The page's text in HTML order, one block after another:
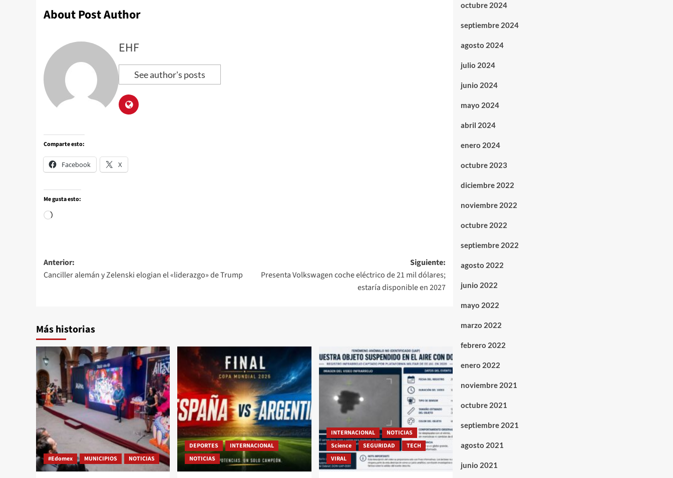
About Post Author
EHF
See author's posts
Comparte esto:
Facebook X
Me gusta esto:
Anterior:
Canciller alemán y Zelenski elogian el «liderazgo» de Trump
Siguiente:
Presenta Volkswagen coche eléctrico de 21 mil dólares;
estaría disponible en 2027
Más historias
#Edomex MUNICIPIOS NOTICIAS
DEPORTES
INTERNACIONAL
NOTICIAS
INTERNACIONAL
NOTICIAS
Science
SEGURIDAD
TECH
VIRAL
octubre 2024
septiembre 2024
agosto 2024
julio 2024
junio 2024
mayo 2024
abril 2024
enero 2024
octubre 2023
diciembre 2022
noviembre 2022
octubre 2022
septiembre 2022
agosto 2022
junio 2022
mayo 2022
marzo 2022
febrero 2022
enero 2022
noviembre 2021
octubre 2021
septiembre 2021
agosto 2021
junio 2021